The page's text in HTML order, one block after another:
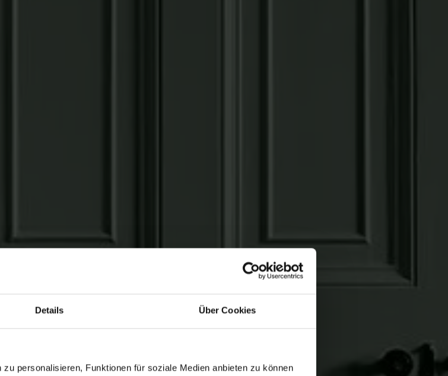
Details Über Cookies
personalisieren, Funktionen für soziale Medien anbieten zu können